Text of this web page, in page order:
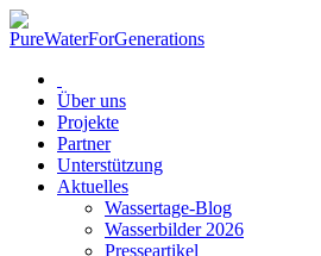
Über uns
Projekte
Partner
Unterstützung
Aktuelles
Wassertage-Blog
Wasserbilder 2026
Presseartikel